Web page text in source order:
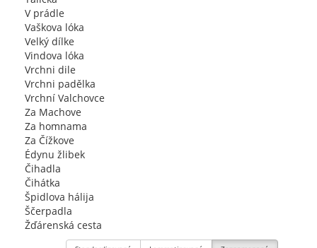
V prádle
Vaškova lóka
Velký dílke
Vindova lóka
Vrchni dile
Vrchni padělka
Vrchní Valchovce
Za Machove
Za homnama
Za Čížkove
Édynu žlibek
Čihadla
Čihátka
Špidlova hálija
Ščerpadla
Žďárenská cesta